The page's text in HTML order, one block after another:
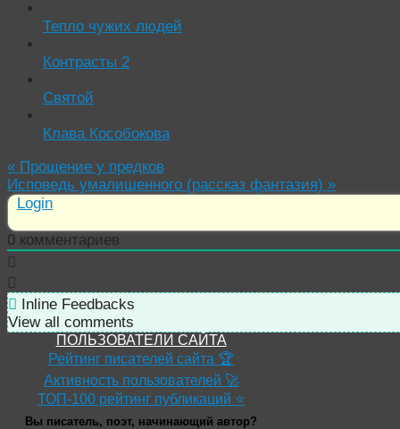
Тепло чужих людей
Контрасты 2
Святой
Клава Кособокова
« Прощение у предков
Исповедь умалишенного (рассказ фантазия) »
Login
0 комментариев
Inline Feedbacks
View all comments
ПОЛЬЗОВАТЕЛИ САЙТА
Рейтинг писателей сайта 🏆
Активность пользователей 🚀
ТОП-100 рейтинг публикаций ⭐
Вы писатель, поэт, начинающий автор?